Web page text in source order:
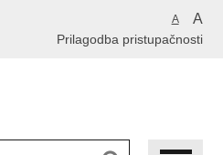
A A
Prilagodba pristupačnosti